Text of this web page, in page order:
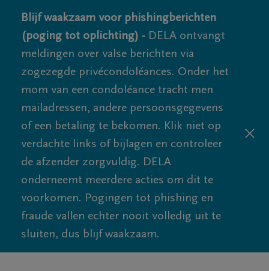
Blijf waakzaam voor phishingberichten
(poging tot oplichting) - DELA ontvangt
meldingen over valse berichten via
zogezegde privécondoléances. Onder het
mom van een condoléance tracht men
mailadressen, andere persoonsgegevens
of een betaling te bekomen. Klik niet op
verdachte links of bijlagen en controleer
de afzender zorgvuldig. DELA
onderneemt meerdere acties om dit te
voorkomen. Pogingen tot phishing en
fraude vallen echter nooit volledig uit te
sluiten, dus blijf waakzaam.